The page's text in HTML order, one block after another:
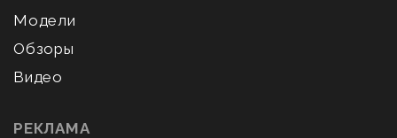
Модели
Обзоры
Видео
РЕКЛАМА